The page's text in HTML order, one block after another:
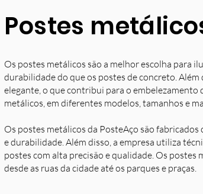
Postes
Os postes metálicos são a melhor escolha para
durabilidade do que os postes de concreto.
elegante, o que contribui para o embelezamento
metálicos, em diferentes modelos, tamanhos e
Os postes metálicos da PosteAço são
e durabilidade. Além disso, a empresa utiliza
postes com alta precisão e qualidade. Os
desde as ruas da cidade até os parques e praças.